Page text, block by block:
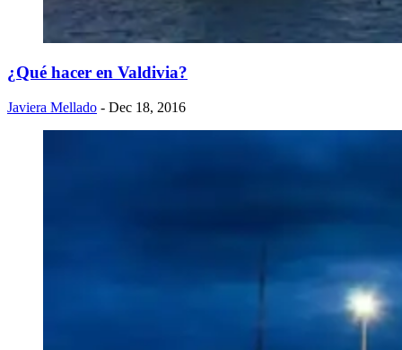
¿Qué hacer en Valdivia?
Javiera Mellado - Dec 18, 2016